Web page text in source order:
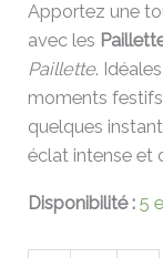
Apportez une
avec les
Paillette.
moments
quelques
éclat intense et
Disponibilité : 5